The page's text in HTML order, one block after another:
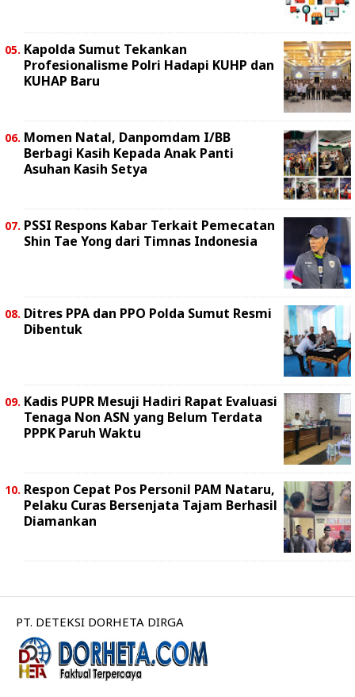
Kapolda Sumut Tekankan
Profesionalisme Polri Hadapi KUHP dan
KUHAP Baru
Momen Natal, Danpomdam I/BB
Berbagi Kasih Kepada Anak Panti
Asuhan Kasih Setya
PSSI Respons Kabar Terkait Pemecatan
Shin Tae Yong dari Timnas Indonesia
Ditres PPA dan PPO Polda Sumut Resmi
Dibentuk
Kadis PUPR Mesuji Hadiri Rapat Evaluasi
Tenaga Non ASN yang Belum Terdata
PPPK Paruh Waktu
Respon Cepat Pos Personil PAM Nataru,
Pelaku Curas Bersenjata Tajam Berhasil
Diamankan
PT. DETEKSI DORHETA DIRGA